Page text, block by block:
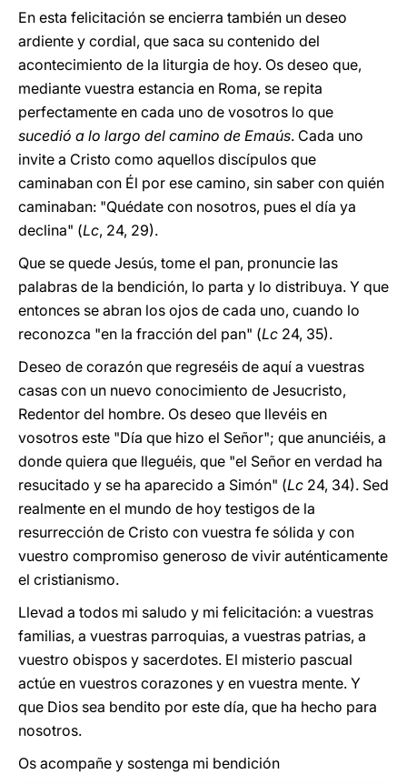
En esta felicitación se encierra también un deseo
ardiente y cordial, que saca su contenido del
acontecimiento de la liturgia de hoy. Os deseo que,
mediante vuestra estancia en Roma, se repita
perfectamente en cada uno de vosotros lo que
sucedió a lo largo del camino de Emaús. Cada uno
invite a Cristo como aquellos discípulos que
caminaban con Él por ese camino, sin saber con quién
caminaban: "Quédate con nosotros, pues el día ya
declina" (Lc, 24, 29).
Que se quede Jesús, tome el pan, pronuncie las
palabras de la bendición, lo parta y lo distribuya. Y que
entonces se abran los ojos de cada uno, cuando lo
reconozca "en la fracción del pan" (Lc 24, 35).
Deseo de corazón que regreséis de aquí a vuestras
casas con un nuevo conocimiento de Jesucristo,
Redentor del hombre. Os deseo que llevéis en
vosotros este "Día que hizo el Señor"; que anunciéis, a
donde quiera que lleguéis, que "el Señor en verdad ha
resucitado y se ha aparecido a Simón" (Lc 24, 34). Sed
realmente en el mundo de hoy testigos de la
resurrección de Cristo con vuestra fe sólida y con
vuestro compromiso generoso de vivir auténticamente
el cristianismo.
Llevad a todos mi saludo y mi felicitación: a vuestras
familias, a vuestras parroquias, a vuestras patrias, a
vuestro obispos y sacerdotes. El misterio pascual
actúe en vuestros corazones y en vuestra mente. Y
que Dios sea bendito por este día, que ha hecho para
nosotros.
Os acompañe y sostenga mi bendición